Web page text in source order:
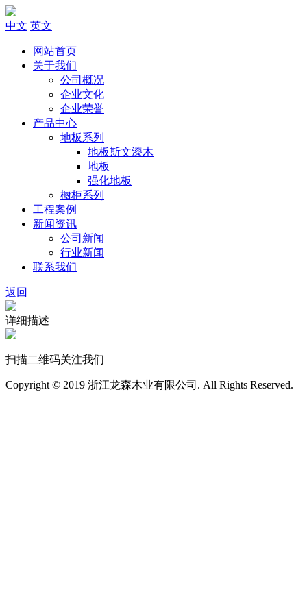
中文 英文
网站首页
关于我们
公司概况
企业文化
企业荣誉
产品中心
地板系列
地板斯文漆木
地板
强化地板
橱柜系列
工程案例
新闻资讯
公司新闻
行业新闻
联系我们
返回
详细描述
扫描二维码关注我们
Copyright © 2019 浙江龙森木业有限公司. All Rights Reserved.